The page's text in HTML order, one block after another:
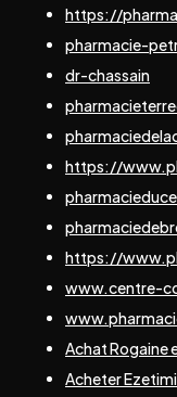
https://
pharmacie-
dr-chassain
https://
https://
www.centre-
Achat Rogaine
Acheter